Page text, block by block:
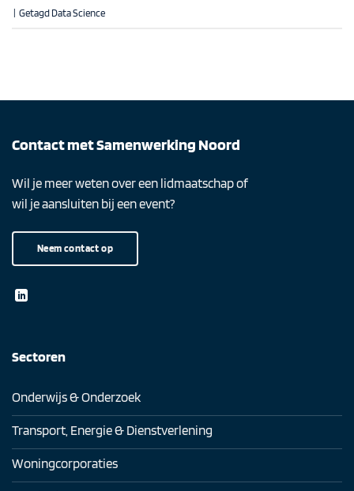
| GetagdData Science
Contact met Samenwerking Noord
Wil je meer weten over een lidmaatschap of
wil je aansluiten bij een event?
Neem contact op
Sectoren
Onderwijs & Onderzoek
Transport, Energie & Dienstverlening
Woningcorporaties